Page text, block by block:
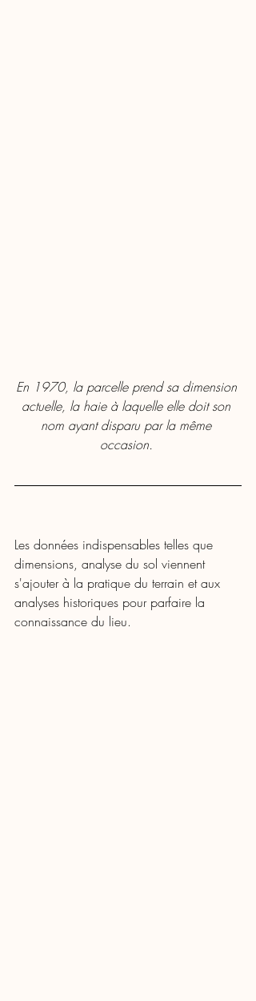
En 1970, la parcelle prend sa dimension
actuelle, la haie à laquelle elle doit son
nom ayant disparu par la même
occasion.
Les données indispensables telles que
dimensions, analyse du sol viennent
s'ajouter à la pratique du terrain et aux
analyses historiques pour parfaire la
connaissance du lieu.